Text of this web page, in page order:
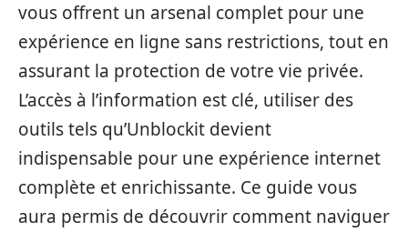
vous offrent un arsenal complet pour une
expérience en ligne sans restrictions, tout en
assurant la protection de votre vie privée.
L’accès à l’information est clé, utiliser des
outils tels qu’Unblockit devient
indispensable pour une expérience internet
complète et enrichissante. Ce guide vous
aura permis de découvrir comment naviguer